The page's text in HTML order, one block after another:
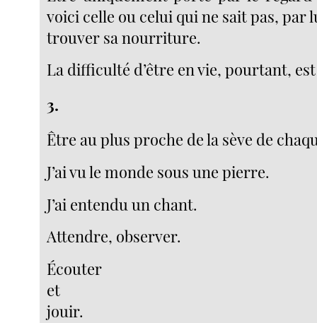
voici celle ou celui qui ne sait pas, par
trouver sa nourriture.
La difficulté d’être en vie, pourtant,
3.
Être au plus proche de la sève de
J’ai vu le monde sous une pierre.
J’ai entendu un chant.
Attendre, observer.
Écouter
et
jouir.